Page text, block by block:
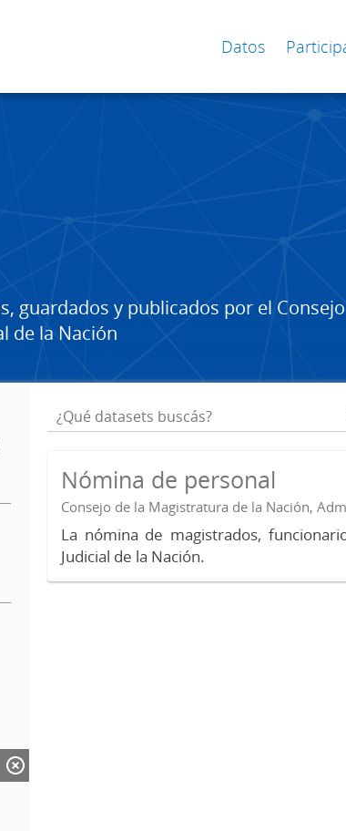
Datos
guardados y publicados por el Consejo
de la Nación
Nómina de personal
Consejo de la Magistratura de la Nación,
La nómina de magistrados,
Judicial de la Nación.